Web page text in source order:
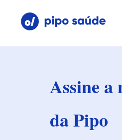
Assine a
da Pipo